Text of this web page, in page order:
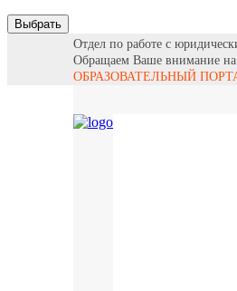
Выбрать
Отдел по работе с
Обращаем Ваше внимание
ОБРАЗОВАТЕЛЬНЫЙ